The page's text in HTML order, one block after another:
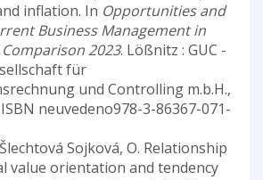
inflation. In Opportunities and
Business Management in
2023. Lößnitz : GUC -
für
und Controlling m.b.H.,
neuvedeno978-3-86367-071-
Sojková, O. Relationship
value orientation and tendency